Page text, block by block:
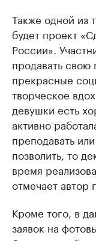
Также одной из
будет проект
России».
продавать
прекрасные
творческое
девушки есть
активно
преподавать
позволить, то
время
отмечает автор
Кроме того, в
заявок на